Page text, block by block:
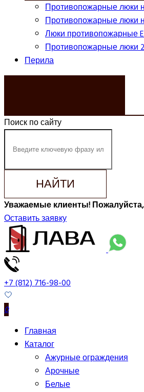
Противопожарные люки
Противопожарные люки
Люки противопожарные
Противопожарные люки
Перила
Поиск по сайту
НАЙТИ
Уважаемые клиенты!
Оставить заявку
+7 (812) 716-98-00
0
Главная
Каталог
Ажурные ограждения
Арочные
Белые